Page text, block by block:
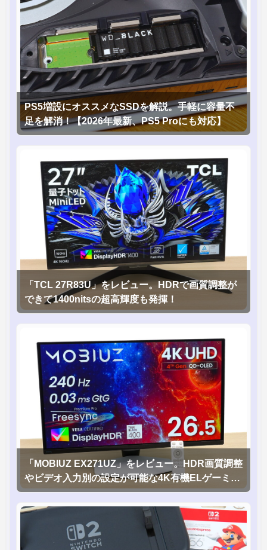
PS5増設にオススメなSSDを解説。手軽に容量不
足を解消！【2026年最新、PS5 Proにも対応】
「TCL 27R83U」をレビュー。HDRで画質調整が
できて1400nitsの超高輝度も発揮！
「MOBIUZ EX271UZ」をレビュー。HDR画質調整
やビデオ入力別の設定が可能な4K有機ELゲーミン
グモニタを徹底検証